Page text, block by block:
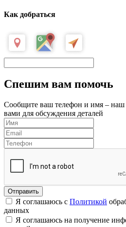
Как добраться
Спешим вам помочь
Сообщите ваш телефон и имя – наш
вами для обсуждения деталей
Я соглашаюсь с Политикой
данных
Я соглашаюсь на получение